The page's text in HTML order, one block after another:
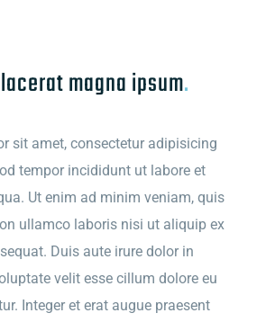
magna ipsum.
sit amet, consectetur adipisicing
tempor incididunt ut labore et
Ut enim ad minim veniam, quis
ullamco laboris nisi ut aliquip ex
Duis aute irure dolor in
velit esse cillum dolore eu
Integer et erat augue praesent